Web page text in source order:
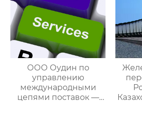
ООО Оудин по
управлению
международными
цепями поставок —